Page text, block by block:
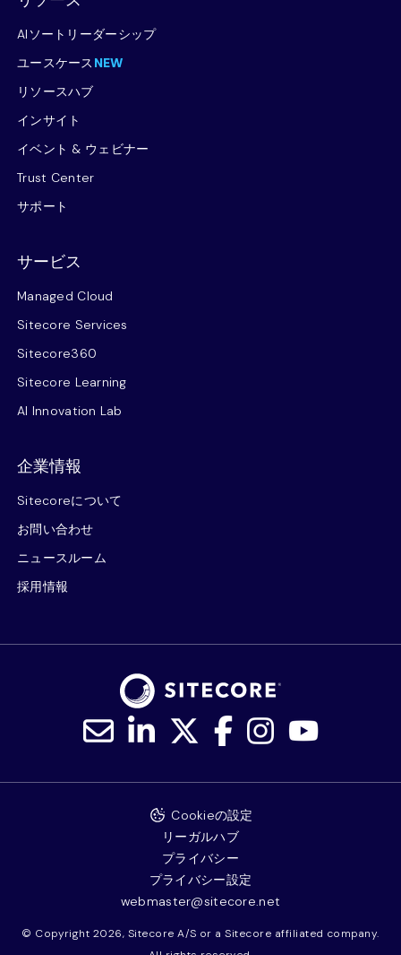
AIソートリーダーシップ
ユースケース NEW
リソースハブ
インサイト
イベント & ウェビナー
Trust Center
サポート
サービス
Managed Cloud
Sitecore Services
Sitecore360
Sitecore Learning
AI Innovation Lab
企業情報
Sitecoreについて
お問い合わせ
ニュースルーム
採用情報
© Copyright 2026, Sitecore A/S or a Sitecore affiliated company.
Cookieの設定
リーガルハブ
プライバシー
プライバシー設定
webmaster@sitecore.net